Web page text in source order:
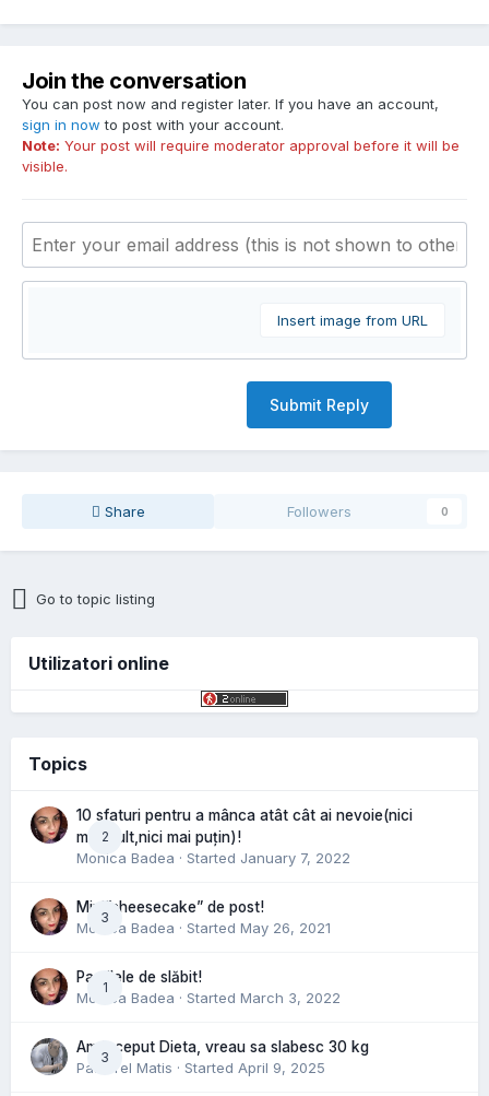
Join the conversation
You can post now and register later. If you have an account,
sign in now to post with your account.
Note: Your post will require moderator approval before it will be
visible.
Insert image from URL
Submit Reply
Share Followers 0
Go to topic listing
Utilizatori online
Topics
2
10 sfaturi pentru a mânca atât cât ai nevoie(nici
mai mult,nici mai puțin)!
Monica Badea · Started January 7, 2022
3
Mini”cheesecake” de post!
Monica Badea · Started May 26, 2021
1
Pastilele de slăbit!
Monica Badea · Started March 3, 2022
3
Am inceput Dieta, vreau sa slabesc 30 kg
Pastorel Matis · Started April 9, 2025